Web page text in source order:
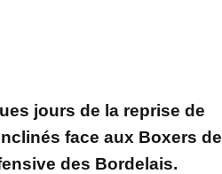
jours de la reprise de
face aux Boxers de
des Bordelais.